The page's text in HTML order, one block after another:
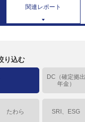
関連レポート
り込む
DC（確定拠出
年金）
たわら SRI、ESG